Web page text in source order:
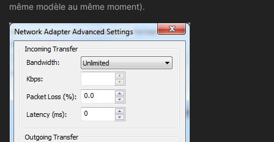
même modèle au même moment).